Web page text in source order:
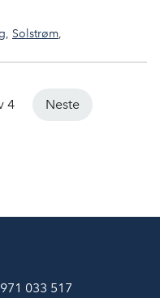
, Solstrøm,
4 Neste
033 517